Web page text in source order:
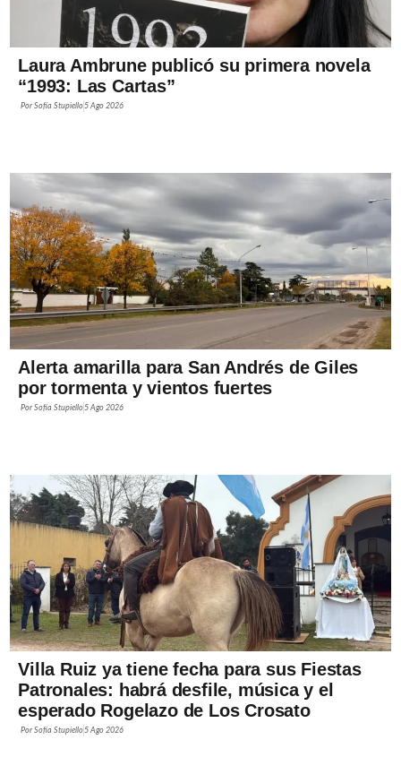
Laura Ambrune publicó su primera novela
“1993: Las Cartas”
PorSofía Stupiello5 Ago 2026
Alerta amarilla para San Andrés de Giles
por tormenta y vientos fuertes
PorSofía Stupiello5 Ago 2026
Villa Ruiz ya tiene fecha para sus Fiestas
Patronales: habrá desfile, música y el
esperado Rogelazo de Los Crosato
PorSofía Stupiello5 Ago 2026